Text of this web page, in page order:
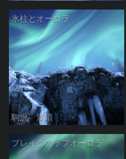
氷柱とオーロラ
駒沢 満晴
ブレイクアップオーロラ